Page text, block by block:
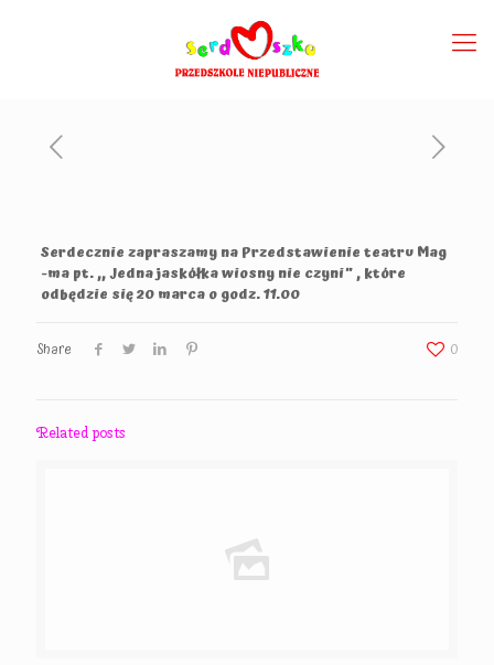
Serdecznie zapraszamy na Przedstawienie teatru Mag
-ma pt. ,, Jedna jaskółka wiosny nie czyni” , które
odbędzie się 20 marca o godz. 11.00
Share 0
Related posts